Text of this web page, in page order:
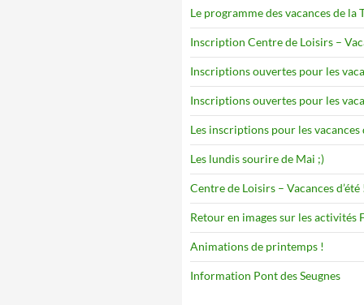
Le programme des vacances de la
Inscription Centre de Loisirs –
Inscriptions ouvertes pour les
Inscriptions ouvertes pour les
Les inscriptions pour les
Les lundis sourire de Mai ;)
Centre de Loisirs – Vacances d’été
Retour en images sur les activités
Animations de printemps !
Information Pont des Seugnes